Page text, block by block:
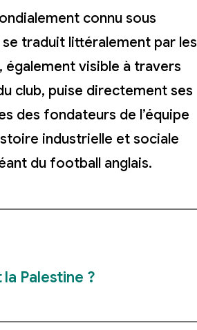
connu sous
traduit littéralement par les
visible à travers
club, puise directement ses
des fondateurs de l’équipe
industrielle et sociale
du football anglais.
Palestine ?